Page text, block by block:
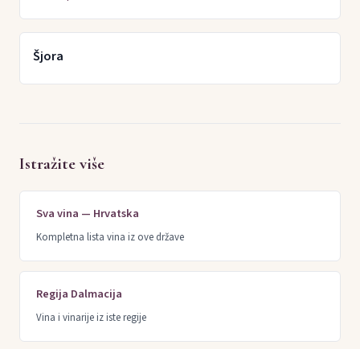
Šjora
Istražite više
Sva vina — Hrvatska
Kompletna lista vina iz ove države
Regija Dalmacija
Vina i vinarije iz iste regije